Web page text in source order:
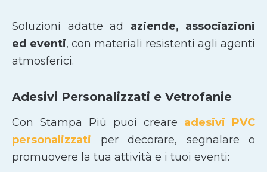
Soluzioni adatte ad aziende, associazioni
ed eventi, con materiali resistenti agli agenti
atmosferici.
Adesivi Personalizzati e Vetrofanie
Con Stampa Più puoi creare adesivi PVC
personalizzati per decorare, segnalare o
promuovere la tua attività e i tuoi eventi: